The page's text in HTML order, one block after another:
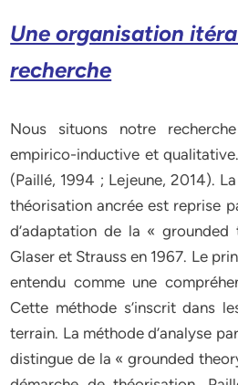
Une organisation
recherche
Nous situons notre
empirico-inductive et
(Paillé, 1994 ; Lejeune, 2014).
théorisation ancrée est reprise
d’adaptation de la «
Glaser et Strauss en 1967. Le
entendu comme une
Cette méthode s’inscrit dans
terrain. La méthode d’analyse
distingue de la « grounded